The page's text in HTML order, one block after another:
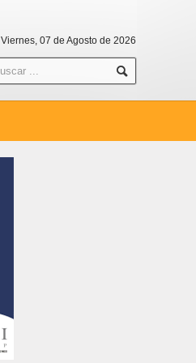
Viernes, 07 de Agosto de 2026